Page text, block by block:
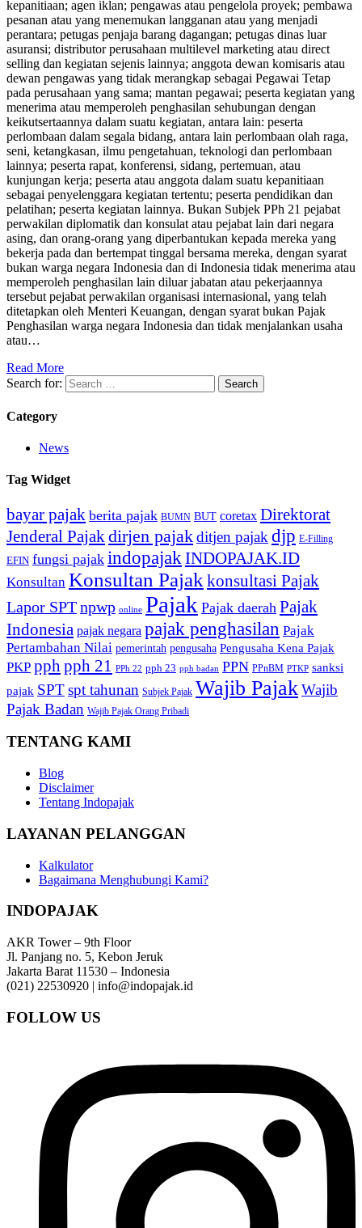
kepanitiaan; agen iklan; pengawas atau pengelola proyek; pembawa
pesanan atau yang menemukan langganan atau yang menjadi
perantara; petugas penjaja barang dagangan; petugas dinas luar
asuransi; distributor perusahaan multilevel marketing atau direct
selling dan kegiatan sejenis lainnya; anggota dewan komisaris atau
dewan pengawas yang tidak merangkap sebagai Pegawai Tetap
pada perusahaan yang sama; mantan pegawai; peserta kegiatan yang
menerima atau memperoleh penghasilan sehubungan dengan
keikutsertaannya dalam suatu kegiatan, antara lain: peserta
perlombaan dalam segala bidang, antara lain perlombaan olah raga,
seni, ketangkasan, ilmu pengetahuan, teknologi dan perlombaan
lainnya; peserta rapat, konferensi, sidang, pertemuan, atau
kunjungan kerja; peserta atau anggota dalam suatu kepanitiaan
sebagai penyelenggara kegiatan tertentu; peserta pendidikan dan
pelatihan; peserta kegiatan lainnya. Bukan Subjek PPh 21 pejabat
perwakilan diplomatik dan konsulat atau pejabat lain dari negara
asing, dan orang-orang yang diperbantukan kepada mereka yang
bekerja pada dan bertempat tinggal bersama mereka, dengan syarat
bukan warga negara Indonesia dan di Indonesia tidak menerima atau
memperoleh penghasilan lain diluar jabatan atau pekerjaannya
tersebut pejabat perwakilan organisasi internasional, yang telah
ditetapkan oleh Menteri Keuangan, dengan syarat bukan Pajak
Penghasilan warga negara Indonesia dan tidak menjalankan usaha
atau…
Read More
Search for:
Category
News
Tag Widget
bayar pajak berita pajak BUMN BUT coretax Direktorat
Jenderal Pajak dirjen pajakditjen pajak djp E-Filling
EFIN fungsi pajak indopajak INDOPAJAK.ID
Konsultan Konsultan Pajak konsultasi Pajak
Lapor SPTnpwp online Pajak Pajak daerah Pajak
Indonesia pajak negara pajak penghasilan Pajak
Pertambahan Nilai pemerintah pengusaha Pengusaha Kena Pajak
PKP pph pph 21 PPh 22 pph 23 pph badan PPN PPnBM PTKP sanksi
pajak SPTspt tahunan Subjek Pajak Wajib PajakWajib
Pajak Badan Wajib Pajak Orang Pribadi
TENTANG KAMI
Blog
Disclaimer
Tentang Indopajak
LAYANAN PELANGGAN
Kalkulator
Bagaimana Menghubungi Kami?
INDOPAJAK
AKR Tower – 9th Floor
Jl. Panjang no. 5, Kebon Jeruk
Jakarta Barat 11530 – Indonesia
(021) 22530920 | info@indopajak.id
FOLLOW US